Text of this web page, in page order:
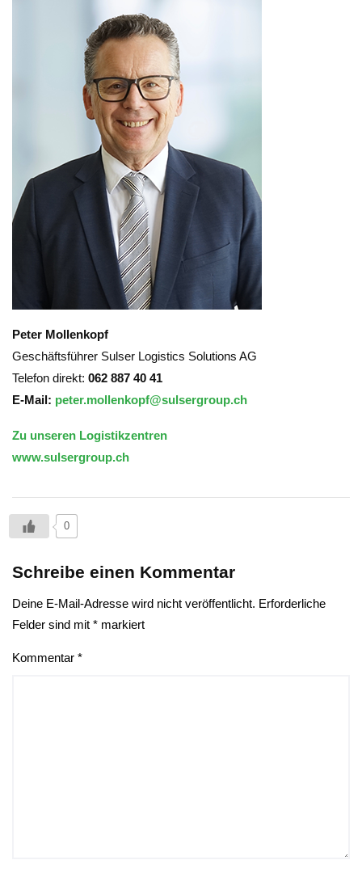
Peter Mollenkopf
Geschäftsführer Sulser Logistics Solutions AG
Telefon direkt: 062 887 40 41
E-Mail: peter.mollenkopf@sulsergroup.ch
Zu unseren Logistikzentren
www.sulsergroup.ch
0
Schreibe einen Kommentar
Deine E-Mail-Adresse wird nicht veröffentlicht. Erforderliche
Felder sind mit * markiert
Kommentar *